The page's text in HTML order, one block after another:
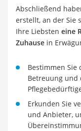
Abschließend
erstellt, an der Sie
Ihre Liebsten eine
Zuhause in
Bestimmen Sie
Betreuung und
Erkunden Sie
und Anbieter,